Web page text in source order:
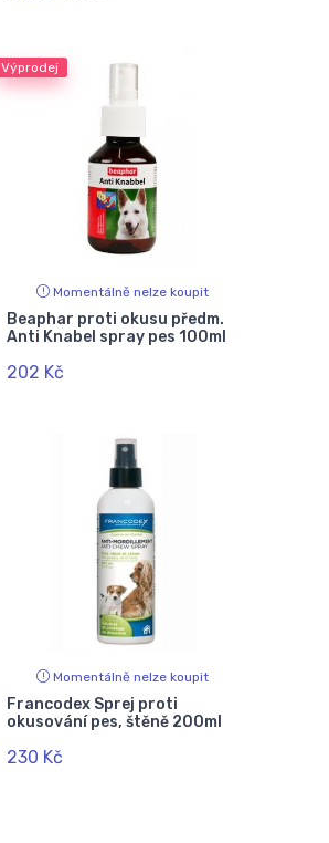
Výprodej
Momentálně nelze koupit
Beaphar proti okusu předm.
Anti Knabel spray pes 100ml
202 Kč
Momentálně nelze koupit
Francodex Sprej proti
okusování pes, štěně 200ml
230 Kč